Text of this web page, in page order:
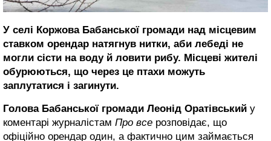
У селі Коржова Бабанської громади над місцевим
ставком орендар натягнув нитки, аби лебеді не
могли сісти на воду й ловити рибу. Місцеві жителі
обурюються, що через це птахи можуть
заплутатися і загинути.
Голова Бабанської громади Леонід Оратівський у
коментарі журналістам Про все розповідає, що
офіційно орендар один, а фактично цим займається